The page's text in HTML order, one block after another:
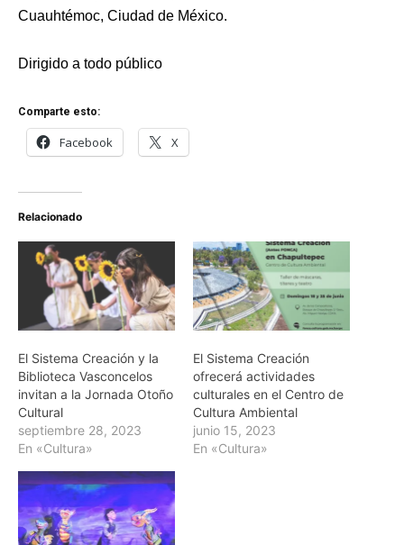
Cuauhtémoc, Ciudad de México.
Dirigido a todo público
Comparte esto:
Facebook X
Relacionado
El Sistema Creación y la
Biblioteca Vasconcelos
invitan a la Jornada Otoño
Cultural
septiembre 28, 2023
En «Cultura»
El Sistema Creación
ofrecerá actividades
culturales en el Centro de
Cultura Ambiental
junio 15, 2023
En «Cultura»